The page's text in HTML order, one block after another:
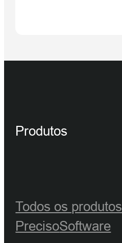
Produtos
Todos os produtos
PrecisoSoftware